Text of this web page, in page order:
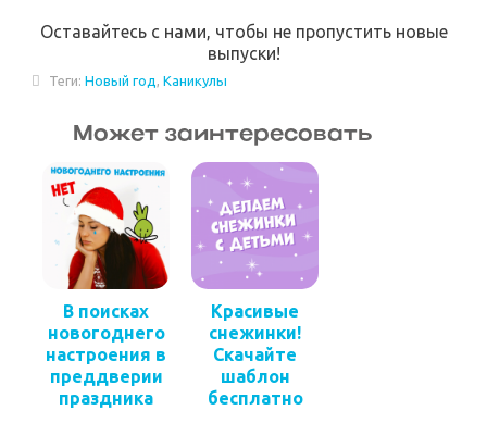
Оставайтесь с нами, чтобы не пропустить новые
выпуски!
Теги: Новый год, Каникулы
Может заинтересовать
В поисках
новогоднего
настроения в
преддверии
праздника
Красивые
снежинки!
Скачайте
шаблон
бесплатно